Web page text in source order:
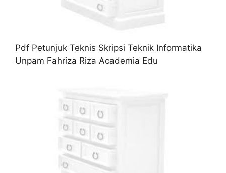
Pdf Petunjuk Teknis Skripsi Teknik Informatika
Unpam Fahriza Riza Academia Edu